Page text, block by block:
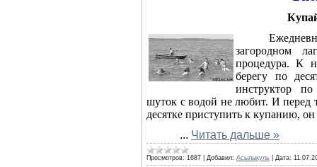
загородном
процедура. К
берегу по
инструктор
шуток с водой не любит. И перед
десятке приступить к купанию, он
... Читать дальше »
Просмотров: 1687 Добавил: Асылыкуль Дата: